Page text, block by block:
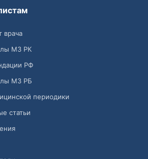
врача
МЗ РК
РФ
МЗ РБ
периодики
статьи